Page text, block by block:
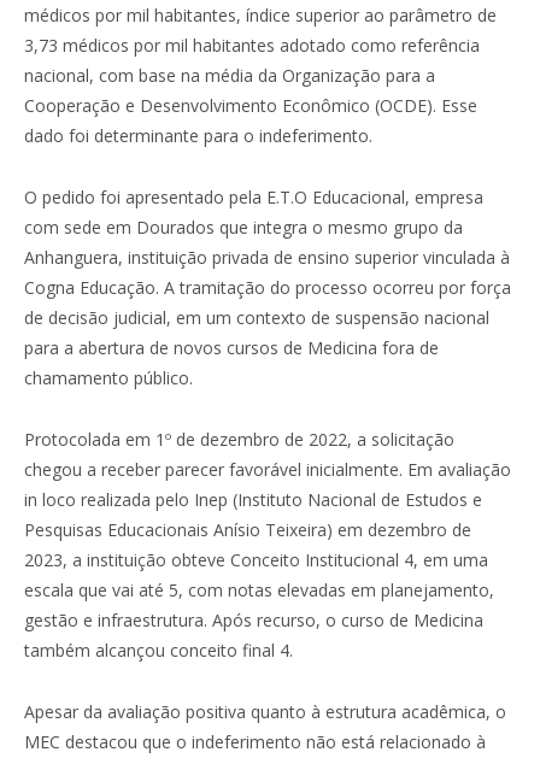
médicos por mil habitantes, índice superior ao parâmetro de
3,73 médicos por mil habitantes adotado como referência
nacional, com base na média da Organização para a
Cooperação e Desenvolvimento Econômico (OCDE). Esse
dado foi determinante para o indeferimento.
O pedido foi apresentado pela E.T.O Educacional, empresa
com sede em Dourados que integra o mesmo grupo da
Anhanguera, instituição privada de ensino superior vinculada à
Cogna Educação. A tramitação do processo ocorreu por força
de decisão judicial, em um contexto de suspensão nacional
para a abertura de novos cursos de Medicina fora de
chamamento público.
Protocolada em 1º de dezembro de 2022, a solicitação
chegou a receber parecer favorável inicialmente. Em avaliação
in loco realizada pelo Inep (Instituto Nacional de Estudos e
Pesquisas Educacionais Anísio Teixeira) em dezembro de
2023, a instituição obteve Conceito Institucional 4, em uma
escala que vai até 5, com notas elevadas em planejamento,
gestão e infraestrutura. Após recurso, o curso de Medicina
também alcançou conceito final 4.
Apesar da avaliação positiva quanto à estrutura acadêmica, o
MEC destacou que o indeferimento não está relacionado à